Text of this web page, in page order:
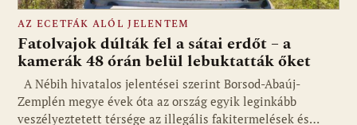
AZ ECETFÁK ALÓL JELENTEM
Fatolvajok dúlták fel a sátai erdőt – a
kamerák 48 órán belül lebuktatták őket
A Nébih hivatalos jelentései szerint Borsod-Abaúj-
Zemplén megye évek óta az ország egyik leginkább
veszélyeztetett térsége az illegális fakitermelések és…